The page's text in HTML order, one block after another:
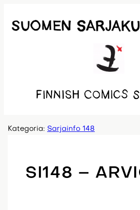
sisältöön
Kategoria: Sarjainfo 148
SI148 –